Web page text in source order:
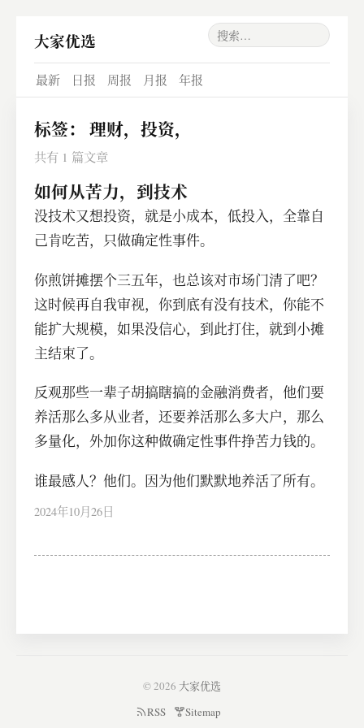
大家优选
最新 日报 周报 月报 年报
标签：理财，投资，
共有 1 篇文章
如何从苦力，到技术
没技术又想投资，就是小成本，低投入，全靠自
己肯吃苦，只做确定性事件。
你煎饼摊摆个三五年，也总该对市场门清了吧？
这时候再自我审视，你到底有没有技术，你能不
能扩大规模，如果没信心，到此打住，就到小摊
主结束了。
反观那些一辈子胡搞瞎搞的金融消费者，他们要
养活那么多从业者，还要养活那么多大户，那么
多量化，外加你这种做确定性事件挣苦力钱的。
谁最感人？他们。因为他们默默地养活了所有。
2024年10月26日
© 2026 大家优选
RSS
Sitemap